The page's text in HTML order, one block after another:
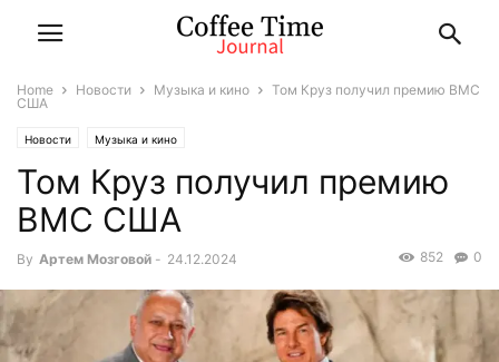
Home Новости Музыка и кино
Том Круз получил премию ВМС
США
Новости Музыка и кино
Том Круз получил премию
ВМС США
By Артем Мозговой - 24.12.2024 0
852